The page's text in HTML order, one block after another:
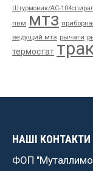
Штурмовик/АС-
пвм мтз
ведущий мтз рычаги
термостат
НАШІ КОНТАКТИ
ФОП